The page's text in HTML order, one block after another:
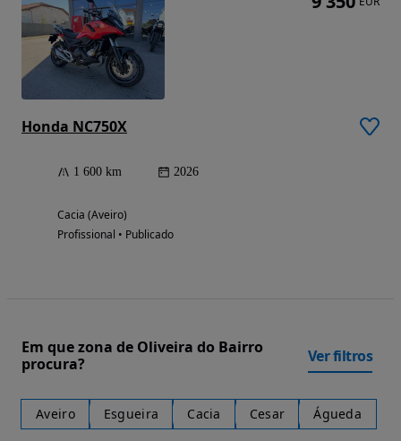
Honda NC750X
1 600 km 2026
Cacia (Aveiro)
Profissional • Publicado
Em que zona de Oliveira do Bairro
procura?
Ver filtros
Aveiro Esgueira Cacia Cesar Águeda